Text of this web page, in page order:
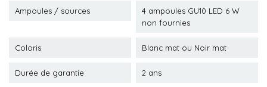
Ampoules / sources
4 ampoules GU10 LED 6 W
non fournies
Coloris Blanc mat ou Noir mat
Durée de garantie 2 ans